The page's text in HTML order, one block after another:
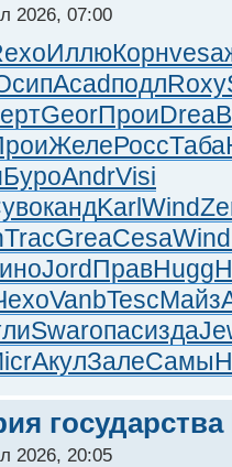
2026, 07:00
ИллюКорнvesa
AcadподлRoxy
GeorПроиDrea
ЖелеРоссТаба
БуроAndrVisi
кандKarlWind
TracGreaCesaWind
JordПравHugg
VanbTescМайз
Swarопасизда
АкулЗалеСамы
2026, 20:05